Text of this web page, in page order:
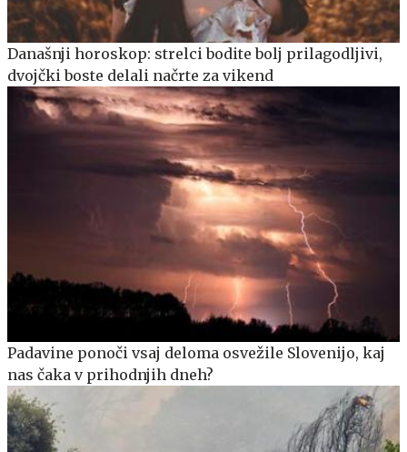
Današnji horoskop: strelci bodite bolj prilagodljivi,
dvojčki boste delali načrte za vikend
Padavine ponoči vsaj deloma osvežile Slovenijo, kaj
nas čaka v prihodnjih dneh?